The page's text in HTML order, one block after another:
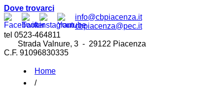
Dove trovarci
info@cbpiacenza.it
cbpiacenza@pec.it
tel 0523-464811
Strada Valnure, 3 - 29122 Piacenza
C.F. 91096830335
Home
/